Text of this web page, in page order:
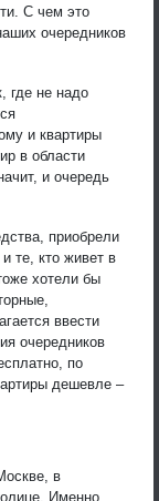
С чем это
очередников
где не надо
и квартиры
в области
и очередь
приобрели
те, кто живет в
хотели бы
ввести
очередников
по
дешевле –
в
Именно